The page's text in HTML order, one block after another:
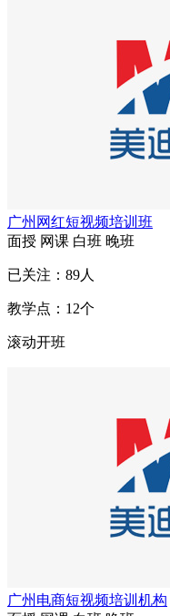
广州网红短视频培训班
面授 网课 白班 晚班
已关注： 89人
教学点： 12个
滚动开班
广州电商短视频培训机构